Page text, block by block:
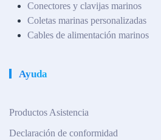
Conectores y clavijas marinos
Coletas marinas personalizadas
Cables de alimentación marinos
Ayuda
Productos Asistencia
Declaración de conformidad